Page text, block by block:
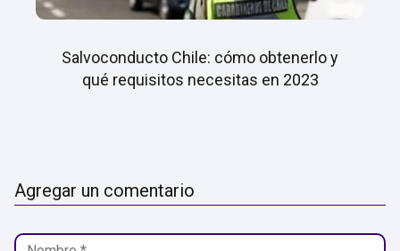
Salvoconducto Chile: cómo obtenerlo y
qué requisitos necesitas en 2023
Agregar un comentario